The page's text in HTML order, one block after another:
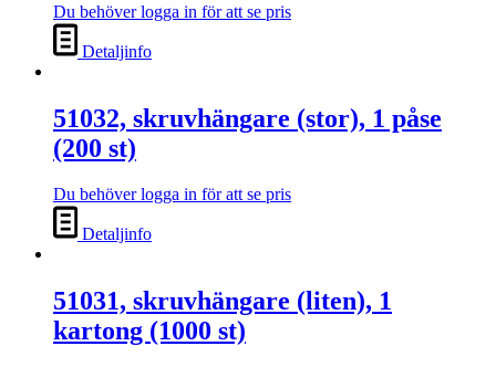
Du behöver logga in för att se pris
Detaljinfo
51032, skruvhängare (stor), 1 påse
(200 st)
Du behöver logga in för att se pris
Detaljinfo
51031, skruvhängare (liten), 1
kartong (1000 st)